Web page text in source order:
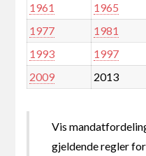
1961
1965
1977
1981
1993
1997
2009
2013
Vis
gjeldende regler